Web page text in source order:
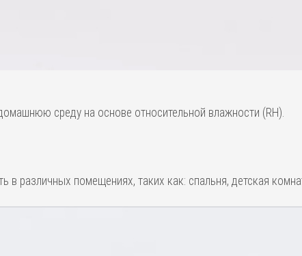
среду на основе относительной влажности (RH).
в различных помещениях, таких как: спальня, детская